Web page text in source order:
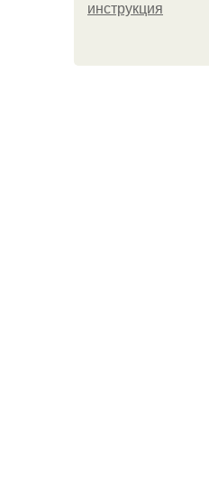
инструкция